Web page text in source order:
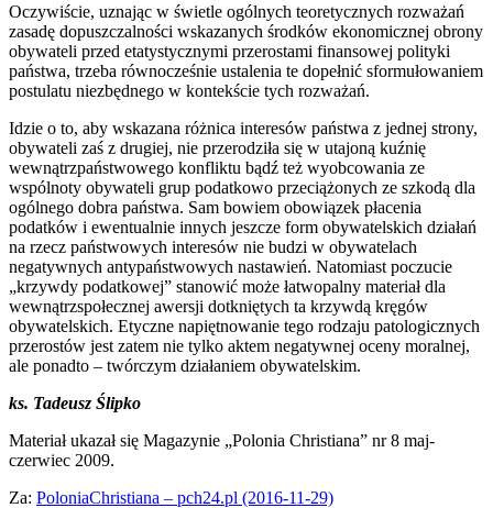
Oczywiście, uznając w świetle ogólnych teoretycznych rozważań
zasadę dopuszczalności wskazanych środków ekonomicznej obrony
obywateli przed etatystycznymi przerostami finansowej polityki
państwa, trzeba równocześnie ustalenia te dopełnić sformułowaniem
postulatu niezbędnego w kontekście tych rozważań.
Idzie o to, aby wskazana różnica interesów państwa z jednej strony,
obywateli zaś z drugiej, nie przerodziła się w utajoną kuźnię
wewnątrzpaństwowego konfliktu bądź też wyobcowania ze
wspólnoty obywateli grup podatkowo przeciążonych ze szkodą dla
ogólnego dobra państwa. Sam bowiem obowiązek płacenia
podatków i ewentualnie innych jeszcze form obywatelskich działań
na rzecz państwowych interesów nie budzi w obywatelach
negatywnych antypaństwowych nastawień. Natomiast poczucie
„krzywdy podatkowej” stanowić może łatwopalny materiał dla
wewnątrzspołecznej awersji dotkniętych ta krzywdą kręgów
obywatelskich. Etyczne napiętnowanie tego rodzaju patologicznych
przerostów jest zatem nie tylko aktem negatywnej oceny moralnej,
ale ponadto – twórczym działaniem obywatelskim.
ks. Tadeusz Ślipko
Materiał ukazał się Magazynie „Polonia Christiana” nr 8 maj-
czerwiec 2009.
Za: PoloniaChristiana – pch24.pl (2016-11-29)